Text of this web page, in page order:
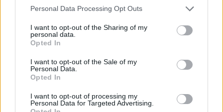
Personal Data Processing Opt Outs
I want to opt-out of the Sharing of my
personal data.
Opted In
I want to opt-out of the Sale of my
Personal Data.
Opted In
I want to opt-out of processing my
Personal Data for Targeted Advertising.
Jak čápi přežili horka a bouřky? Zapojte se do
sledování hnízd
Mláďata čápů v celém Česku
musela v minulých dnech čelit
bouřky a lijáky. Česká
společnost ornitologická (ČSO) vyzývá veřejnost, aby se zapojila do